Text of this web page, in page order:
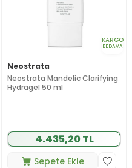
KARGO
BEDAVA
Neostrata
Neostrata Mandelic Clarifying
Hydragel 50 ml
4.435,20 TL
Sepete Ekle